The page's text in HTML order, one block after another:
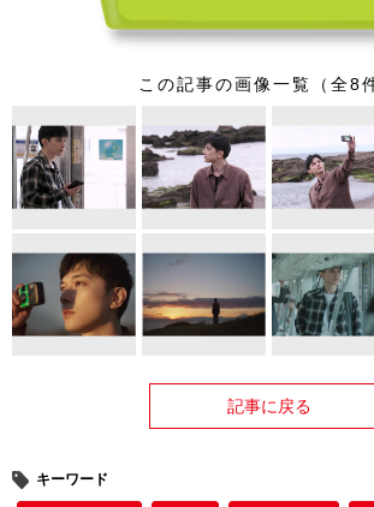
この記事の画像一覧（全8
記事に戻る
キーワード